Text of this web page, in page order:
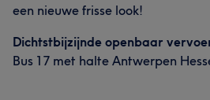
een nieuwe frisse look!
Dichtstbijzijnde openbaar
Bus 17 met halte Antwerpen